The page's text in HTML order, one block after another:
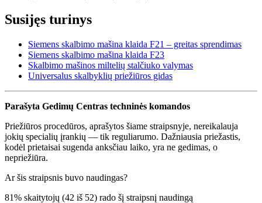
Susijęs turinys
Siemens skalbimo mašina klaida F21 – greitas sprendimas
Siemens skalbimo mašina klaida F23
Skalbimo mašinos miltelių stalčiuko valymas
Universalus skalbyklių priežiūros gidas
Parašyta Gedimų Centras techninės komandos
Priežiūros procedūros, aprašytos šiame straipsnyje, nereikalauja
jokių specialių įrankių — tik reguliarumo. Dažniausia priežastis,
kodėl prietaisai sugenda anksčiau laiko, yra ne gedimas, o
nepriežiūra.
Ar šis straipsnis buvo naudingas?
81% skaitytojų (42 iš 52) rado šį straipsnį naudingą